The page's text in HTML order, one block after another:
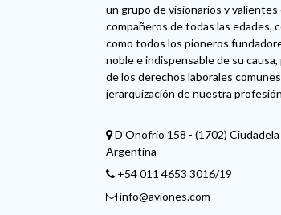
un grupo de visionarios y valientes
compañeros de todas las edades,
como todos los pioneros
noble e indispensable de su causa,
de los derechos laborales comunes
jerarquización de nuestra
D'Onofrio 158 - (1702)
Argentina
+54 011 4653 3016/19
info@aviones.com